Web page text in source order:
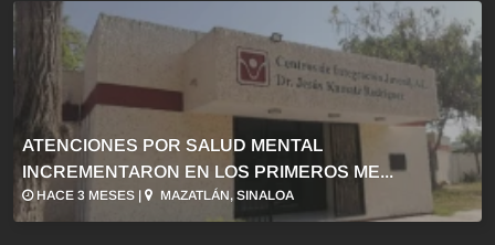
ATENCIONES POR SALUD MENTAL
INCREMENTARON EN LOS PRIMEROS ME...
HACE 3 MESES | MAZATLÁN, SINALOA